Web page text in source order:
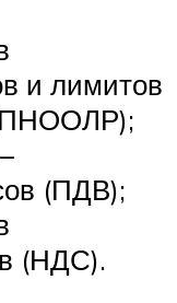
и лимитов
(ПДВ);
(НДС).